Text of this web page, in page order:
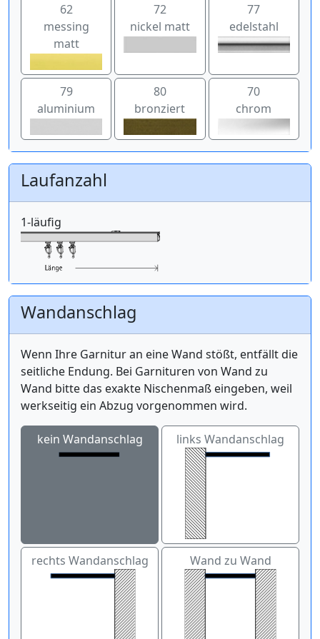
62
messing
matt
72
nickel matt
77
edelstahl
79
aluminium
80
bronziert
70
chrom
Laufanzahl
1-läufig
Wandanschlag
Wenn Ihre Garnitur an eine Wand stößt, entfällt die
seitliche Endung. Bei Garnituren von Wand zu
Wand bitte das exakte Nischenmaß eingeben, weil
werkseitig ein Abzug vorgenommen wird.
kein Wandanschlag links Wandanschlag
rechts Wandanschlag Wand zu Wand